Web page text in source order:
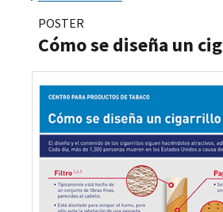
POSTER
Cómo se diseña un